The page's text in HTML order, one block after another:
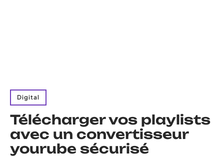
Digital
Télécharger vos playlists
avec un convertisseur
yourube sécurisé